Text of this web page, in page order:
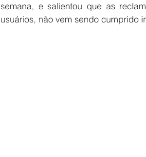
semana, e salientou que as
usuários, não vem sendo cumprido